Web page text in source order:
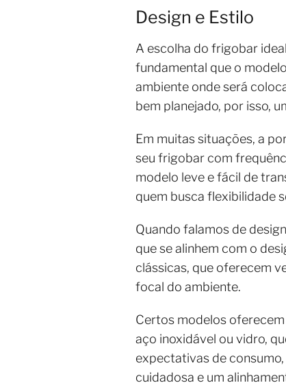
Design e Estilo
A escolha do frigobar
fundamental que o
ambiente onde será
bem planejado, por isso,
Em muitas situações, a
seu frigobar com
modelo leve e fácil de
quem busca flexibilidade
Quando falamos de
que se alinhem com o
clássicas, que oferecem
focal do ambiente.
Certos modelos
aço inoxidável ou vidro,
expectativas de
cuidadosa e um